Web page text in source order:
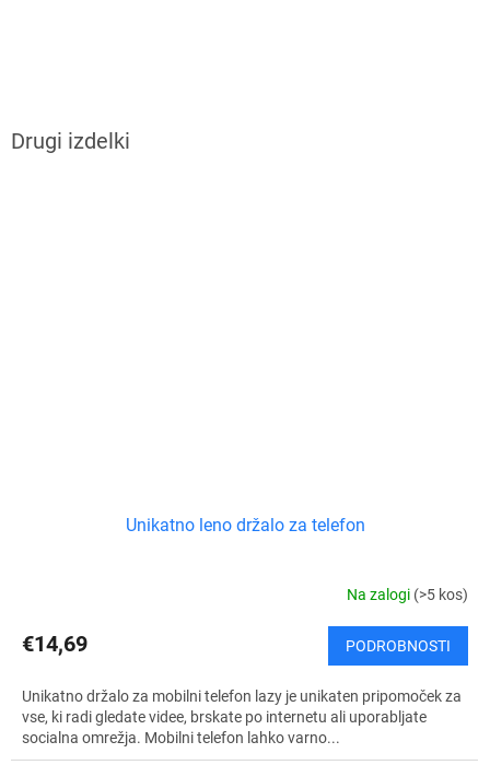
Unikatno leno držalo za telefon
Na zalogi (>5 kos)
€14,69 PODROBNOSTI
Unikatno držalo za mobilni telefon lazy je unikaten pripomoček za
vse, ki radi gledate videe, brskate po internetu ali uporabljate
socialna omrežja. Mobilni telefon lahko varno...